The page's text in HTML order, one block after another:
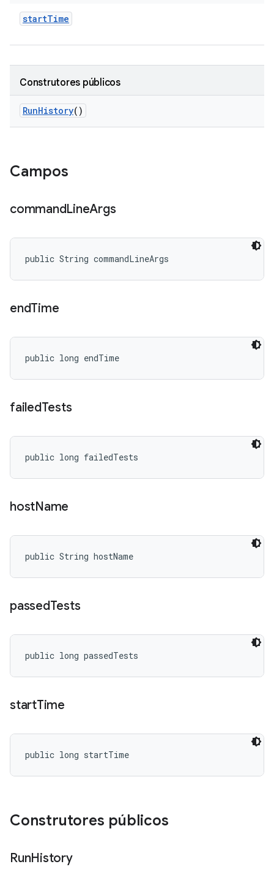
startTime
Construtores públicos
RunHistory()
Campos
commandLineArgs
public String commandLineArgs
endTime
public long endTime
failedTests
public long failedTests
hostName
public String hostName
passedTests
public long passedTests
startTime
public long startTime
Construtores públicos
RunHistory